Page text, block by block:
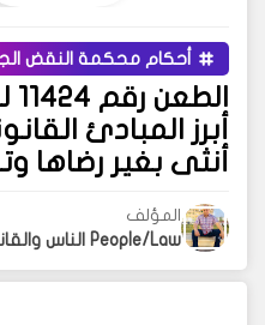
أحكام محكمة النقض
أبرز المبادئ
أنثى بغير رضاها
المؤلف
People/Law الناس والقانون